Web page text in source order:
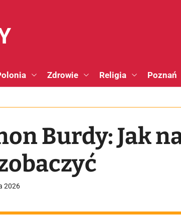
Zdrowie Religia Poznań
Burdy: Jak
2026